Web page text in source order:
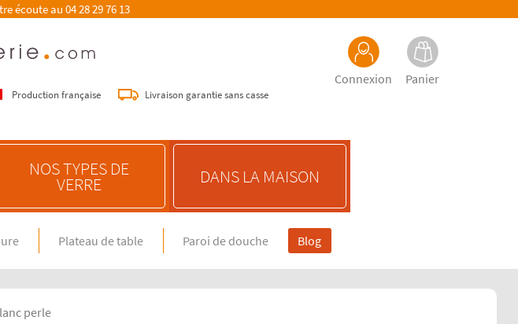
écoute au 04 28 29 76 13
Connexion Panier
Production française Livraison garantie sans casse
une crédence de cuisine
une crédence de cuisine
une crédence de cuisine
NOS TYPES DE
VERRE DANS LA MAISON
Plateau de table Paroi de douche Blog
perle